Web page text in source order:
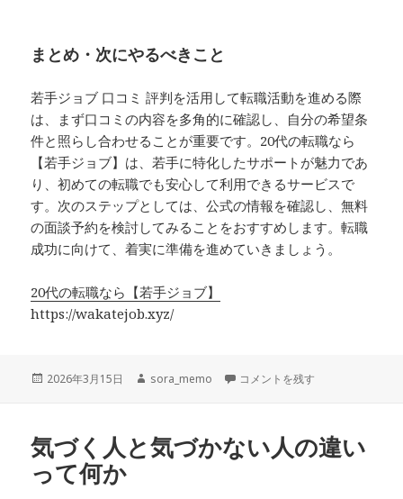
まとめ・次にやるべきこと
若手ジョブ 口コミ 評判を活用して転職活動を進める際
は、まず口コミの内容を多角的に確認し、自分の希望条
件と照らし合わせることが重要です。20代の転職なら
【若手ジョブ】は、若手に特化したサポートが魅力であ
り、初めての転職でも安心して利用できるサービスで
す。次のステップとしては、公式の情報を確認し、無料
の面談予約を検討してみることをおすすめします。転職
成功に向けて、着実に準備を進めていきましょう。
20代の転職なら【若手ジョブ】
https://wakatejob.xyz/
投
2026年3月15日
作
sora_memo 若手ジョブ 口コミ 評判から見る
コメントを残す
気づく人と気づかない人の違い
って何か